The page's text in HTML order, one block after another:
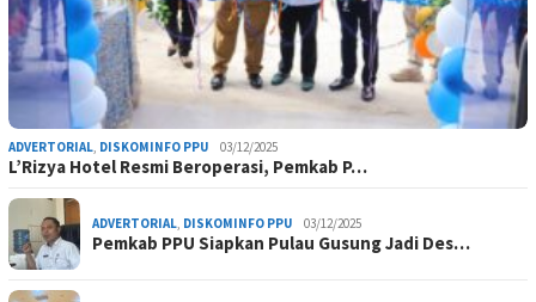
ADVERTORIAL, DISKOMINFO PPU 03/12/2025
L’Rizya Hotel Resmi Beroperasi, Pemkab P…
ADVERTORIAL, DISKOMINFO PPU 03/12/2025
Pemkab PPU Siapkan Pulau Gusung Jadi Des…